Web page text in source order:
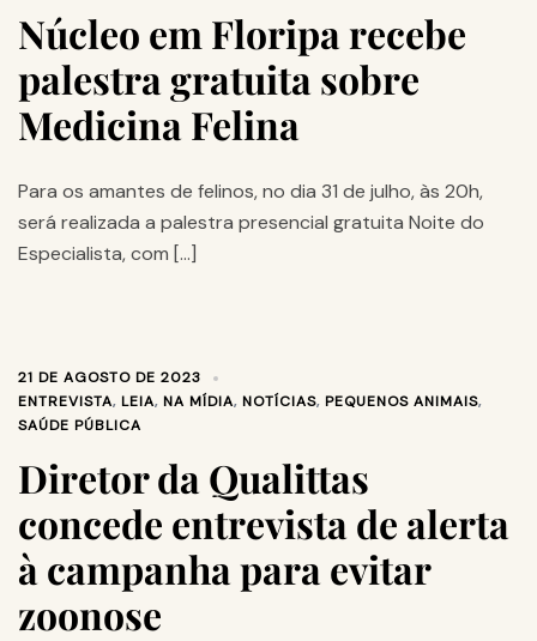
Núcleo em Floripa recebe
palestra gratuita sobre
Medicina Felina
Para os amantes de felinos, no dia 31 de julho, às 20h,
será realizada a palestra presencial gratuita Noite do
Especialista, com […]
21 DE AGOSTO DE 2023
ENTREVISTA, LEIA, NA MÍDIA, NOTÍCIAS, PEQUENOS ANIMAIS,
SAÚDE PÚBLICA
Diretor da Qualittas
concede entrevista de alerta
à campanha para evitar
zoonose